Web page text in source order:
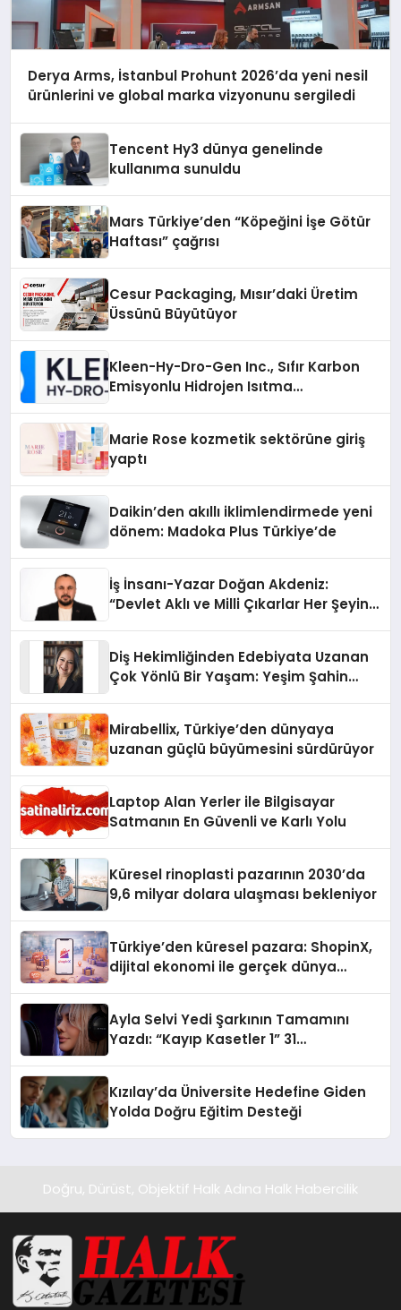
Derya Arms, İstanbul Prohunt 2026’da yeni nesil
ürünlerini ve global marka vizyonunu sergiledi
Tencent Hy3 dünya genelinde
kullanıma sunuldu
Mars Türkiye’den “Köpeğini İşe Götür
Haftası” çağrısı
Cesur Packaging, Mısır’daki Üretim
Üssünü Büyütüyor
Kleen-Hy-Dro-Gen Inc., Sıfır Karbon
Emisyonlu Hidrojen Isıtma
Marie Rose kozmetik sektörüne giriş
yaptı
Daikin’den akıllı iklimlendirmede yeni
dönem: Madoka Plus Türkiye’de
İş İnsanı-Yazar Doğan Akdeniz:
“Devlet Aklı ve Milli Çıkarlar Her Şeyin
Diş Hekimliğinden Edebiyata Uzanan
Çok Yönlü Bir Yaşam: Yeşim Şahin
Mirabellix, Türkiye’den dünyaya
uzanan güçlü büyümesini sürdürüyor
Laptop Alan Yerler ile Bilgisayar
Satmanın En Güvenli ve Karlı Yolu
Küresel rinoplasti pazarının 2030’da
9,6 milyar dolara ulaşması bekleniyor
Türkiye’den küresel pazara: ShopinX,
dijital ekonomi ile gerçek dünya
Ayla Selvi Yedi Şarkının Tamamını
Yazdı: “Kayıp Kasetler 1” 31
Kızılay’da Üniversite Hedefine Giden
Yolda Doğru Eğitim Desteği
Doğru, Dürüst, Objektif Halk Adına Halk Habercilik